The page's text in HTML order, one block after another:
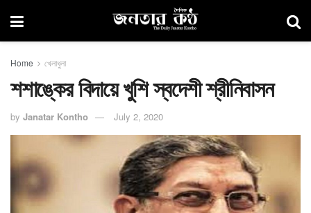
Home খেলাধুলা
শশাঙ্কের বিদায়ে খুশি স্বদেশী শ্রীনিবাসন
by Janatar Kontho July 2, 2020